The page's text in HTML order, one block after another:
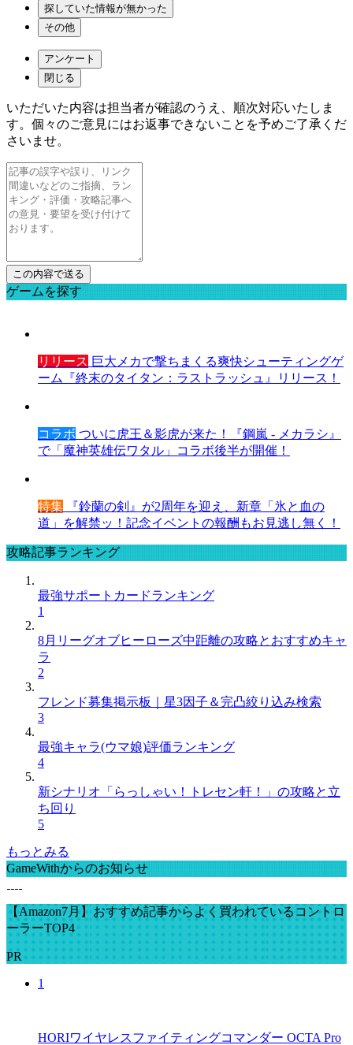
探していた情報が無かった
その他
アンケート
閉じる
いただいた内容は担当者が確認のうえ、順次対応いたしま
す。個々のご意見にはお返事できないことを予めご了承くだ
さいませ。
ゲームを探す
リリース 巨大メカで撃ちまくる爽快シューティングゲ
ーム『終末のタイタン：ラストラッシュ』リリース！
コラボ ついに虎王＆影虎が来た！『鋼嵐 - メカラシ』
で「魔神英雄伝ワタル」コラボ後半が開催！
特集 『鈴蘭の剣』が2周年を迎え、新章「氷と血の
道」を解禁ッ！記念イベントの報酬もお見逃し無く！
攻略記事ランキング
最強サポートカードランキング
1
8月リーグオブヒーローズ中距離の攻略とおすすめキャ
ラ
2
フレンド募集掲示板｜星3因子＆完凸絞り込み検索
3
最強キャラ(ウマ娘)評価ランキング
4
新シナリオ「らっしゃい！トレセン軒！」の攻略と立
ち回り
5
もっとみる
GameWithからのお知らせ
【Amazon7月】おすすめ記事からよく買われているコントロ
ーラーTOP4
PR
1
HORIワイヤレスファイティングコマンダー OCTA Pro